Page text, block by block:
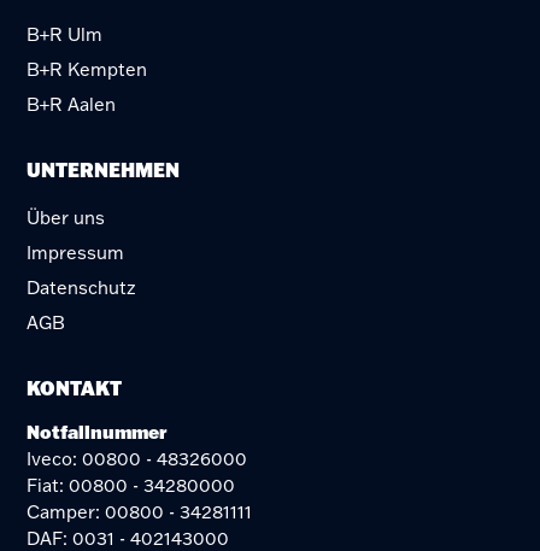
B+R Ulm
B+R Kempten
B+R Aalen
UNTERNEHMEN
Über uns
Impressum
Datenschutz
AGB
KONTAKT
Notfallnummer
Iveco: 00800 - 48326000
Fiat: 00800 - 34280000
Camper: 00800 - 34281111
DAF: 0031 - 402143000